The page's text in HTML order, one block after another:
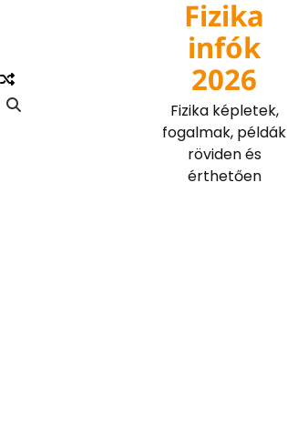
Fizika
infók
2026
Fizika képletek,
fogalmak, példák
röviden és
érthetően